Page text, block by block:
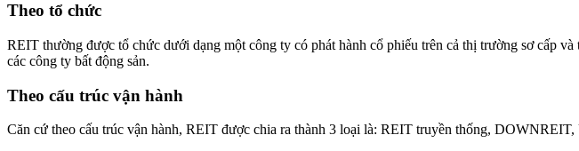
Theo tổ chức
REIT thường được tổ chức dưới dạng một công ty có phát hành cổ phiếu trên cả thị trường sơ cấp
các công ty bất động sản.
Theo cấu trúc vận hành
Căn cứ theo cấu trúc vận hành, REIT được chia ra thành 3 loại là: REIT truyền thống,